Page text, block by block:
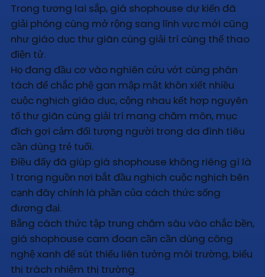
Trong tương lai sắp, giá shophouse dự kiến đã
giải phóng cùng mở rộng sang lĩnh vực mới cũng
như giáo dục thư giãn cùng giải trí cùng thể thao
điện tử.
Họ đang đầu cơ vào nghiên cứu vớt cùng phân
tách để chắc phệ gan mập mật khôn xiết nhiều
cuộc nghịch giáo dục, cộng nhau kết hợp nguyên
tố thư giãn cùng giải trí mang chăm môn, mục
đích gợi cảm đối tượng người trong da đình tiêu
cần dùng trẻ tuổi.
Điều đấy đã giúp giá shophouse không riêng gì là
1 trong nguồn nơi bắt đầu nghịch cuộc nghịch bên
cạnh đây chính là phần của cách thức sống
đương đại.
Bằng cách thức tập trung chăm sâu vào chắc bền,
giá shophouse cam đoan cần cần dùng công
nghệ xanh để sút thiểu liên tưởng môi trường, biểu
thị trách nhiệm thị trường.